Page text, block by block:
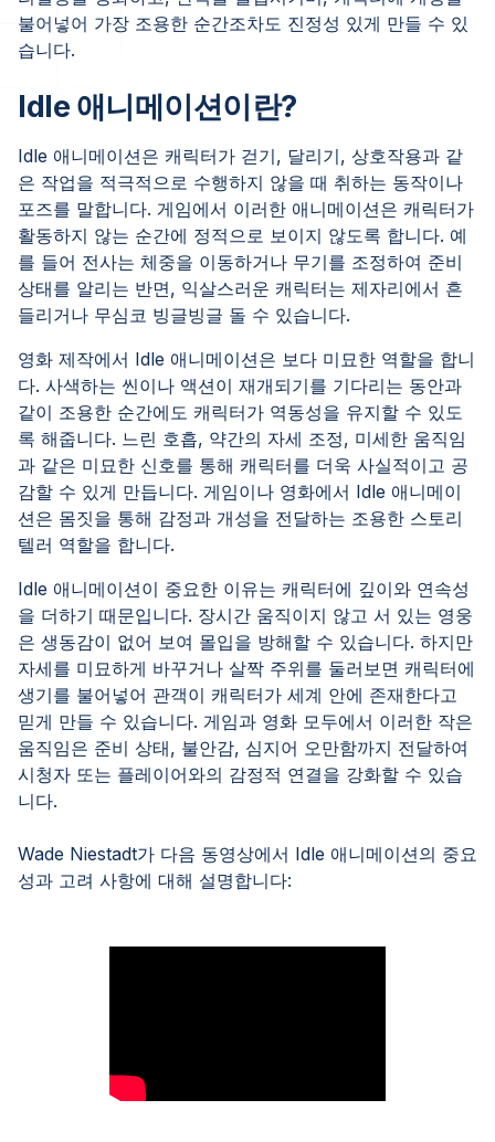
불어넣어 가장 조용한 순간조차도 진정성 있게 만들 수 있
습니다.
Idle 애니메이션이란?
Idle 애니메이션은 캐릭터가 걷기, 달리기, 상호작용과 같
은 작업을 적극적으로 수행하지 않을 때 취하는 동작이나
포즈를 말합니다. 게임에서 이러한 애니메이션은 캐릭터가
활동하지 않는 순간에 정적으로 보이지 않도록 합니다. 예
를 들어 전사는 체중을 이동하거나 무기를 조정하여 준비
상태를 알리는 반면, 익살스러운 캐릭터는 제자리에서 흔
들리거나 무심코 빙글빙글 돌 수 있습니다.
영화 제작에서 Idle 애니메이션은 보다 미묘한 역할을 합니
다. 사색하는 씬이나 액션이 재개되기를 기다리는 동안과
같이 조용한 순간에도 캐릭터가 역동성을 유지할 수 있도
록 해줍니다. 느린 호흡, 약간의 자세 조정, 미세한 움직임
과 같은 미묘한 신호를 통해 캐릭터를 더욱 사실적이고 공
감할 수 있게 만듭니다. 게임이나 영화에서 Idle 애니메이
션은 몸짓을 통해 감정과 개성을 전달하는 조용한 스토리
텔러 역할을 합니다.
Idle 애니메이션이 중요한 이유는 캐릭터에 깊이와 연속성
을 더하기 때문입니다. 장시간 움직이지 않고 서 있는 영웅
은 생동감이 없어 보여 몰입을 방해할 수 있습니다. 하지만
자세를 미묘하게 바꾸거나 살짝 주위를 둘러보면 캐릭터에
생기를 불어넣어 관객이 캐릭터가 세계 안에 존재한다고
믿게 만들 수 있습니다. 게임과 영화 모두에서 이러한 작은
움직임은 준비 상태, 불안감, 심지어 오만함까지 전달하여
시청자 또는 플레이어와의 감정적 연결을 강화할 수 있습
니다.
Wade Niestadt가 다음 동영상에서 Idle 애니메이션의 중요
성과 고려 사항에 대해 설명합니다: